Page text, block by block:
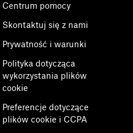
Centrum pomocy
Skontaktuj się z nami
Prywatność i warunki
Polityka dotycząca
wykorzystania plików
cookie
Preferencje dotyczące
plików cookie i CCPA